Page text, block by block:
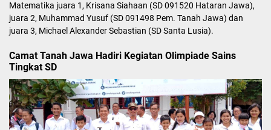
Matematika juara 1, Krisana Siahaan (SD 091520 Hataran Jawa),
juara 2, Muhammad Yusuf (SD 091498 Pem. Tanah Jawa) dan
juara 3, Michael Alexander Sebastian (SD Santa Lusia).
Camat Tanah Jawa Hadiri Kegiatan Olimpiade Sains
Tingkat SD